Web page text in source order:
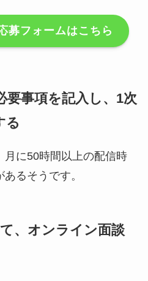
募フォームはこちら
要事項を記入し、1次
る
月に50時間以上の配信時
るそうです。
、オンライン面談